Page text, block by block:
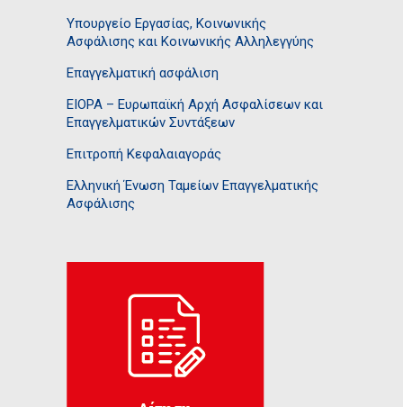
Υπουργείο Εργασίας, Κοινωνικής
Ασφάλισης και Κοινωνικής Αλληλεγγύης
Επαγγελματική ασφάλιση
EIOPA – Ευρωπαϊκή Αρχή Ασφαλίσεων και
Επαγγελματικών Συντάξεων
Επιτροπή Κεφαλαιαγοράς
Ελληνική Ένωση Ταμείων Επαγγελματικής
Ασφάλισης